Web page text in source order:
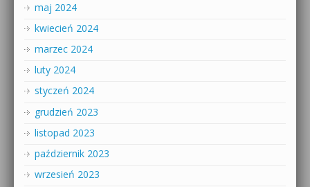
maj 2024
kwiecień 2024
marzec 2024
luty 2024
styczeń 2024
grudzień 2023
listopad 2023
październik 2023
wrzesień 2023